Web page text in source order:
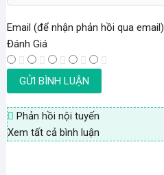
Email (để nhận phản hồi qua email)
Đánh Giá
Phản hồi nội tuyến
Xem tất cả bình luận